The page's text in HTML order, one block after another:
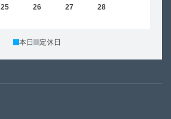
25 26 27 28
本日 定休日